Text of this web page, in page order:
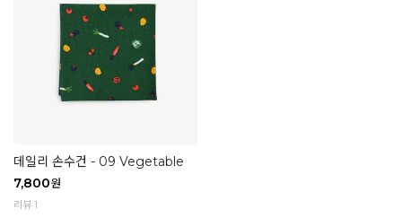
데일리 손수건 - 09 Vegetable
7,800원
리뷰 1